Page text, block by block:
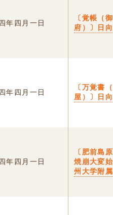
年四月一日
〔覚帳（
府）〕日
年四月一日
〔万覚書
屋）〕日
年四月一日
〔肥前島
焼崩大変
州大学附